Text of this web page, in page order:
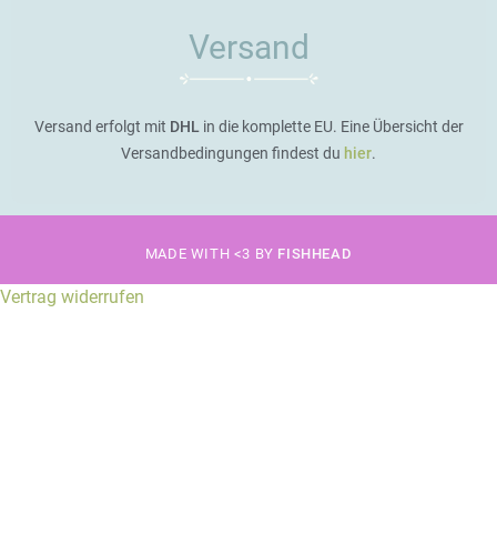
Versand
Versand erfolgt mit DHL in die komplette EU. Eine Übersicht der
Versandbedingungen findest du hier.
MADE WITH <3 BY FISHHEAD
Vertrag widerrufen